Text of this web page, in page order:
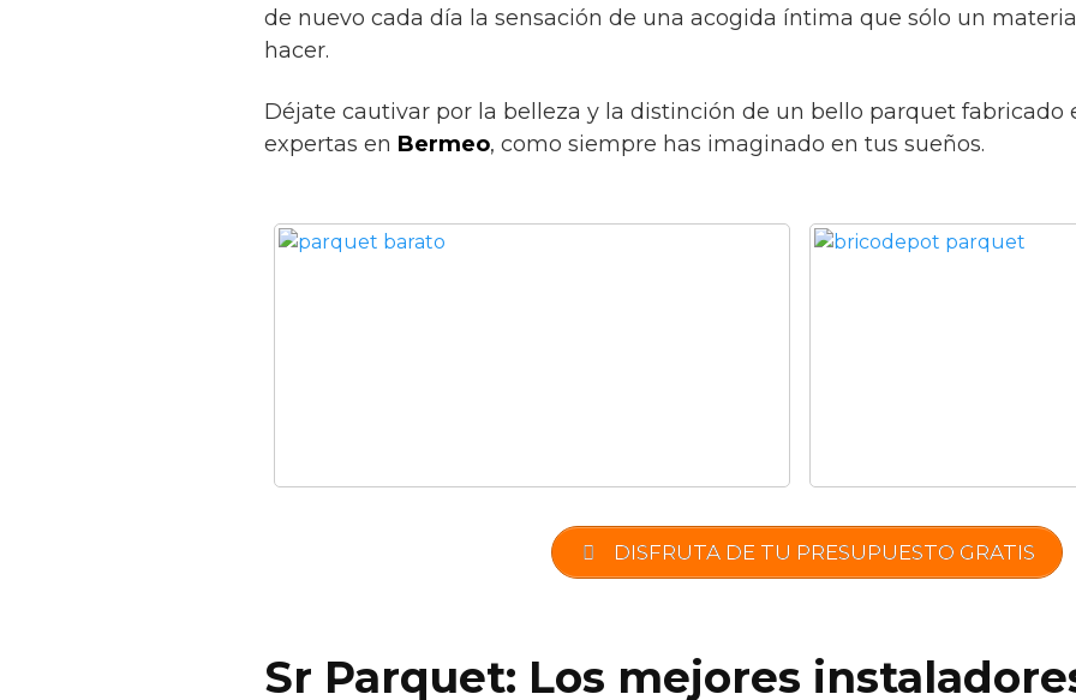
de nuevo cada día la sensación de una acogida íntima que sólo un
hacer.
Déjate cautivar por la belleza y la distinción de un bello parquet fabricado
expertas en Bermeo, como siempre has imaginado en tus sueños.
DISFRUTA DE TU PRESUPUESTO GRATIS
Sr Parquet: Los mejores